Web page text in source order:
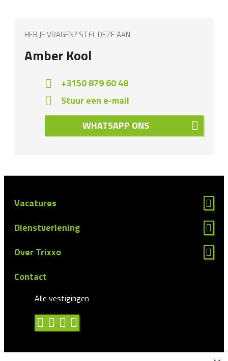
HEB JE VRAGEN? STEL DEZE AAN
Amber Kool
+3150 879 60 48
Stuur een e-mail
WHATSAPP ONS
Vacatures
Dienstverlening
Over Trixxo
Contact
Alle vestigingen